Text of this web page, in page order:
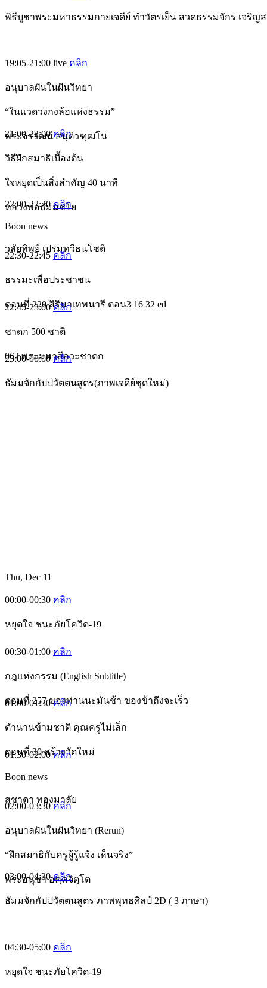
พิธีบูชาพระมหาธรรมกายเจดีย์ ทำวัตรเย็น สวดธรรมจักร เจริญ
19:05-21:00 live คลิก
อนุบาลฝันในฝันวิทยา
“ในแวดวงกงล้อแห่งธรรม”
พระจิรวัฒน์ สนฺติวฑฺฒโน
21:00-22:00คลิก
วิธีฝึกสมาธิเบื้องต้น
ใจหยุดเป็นสิ่งสำคัญ 40 นาที
หลวงพ่อธัมมชโย
22:00-22:30คลิก
Boon news
วลัยทิพย์ เปรมทวีธนโชติ
22:30-22:45 คลิก
ธรรมะเพื่อประชาชน
ตอนที่ 220 สิริมาเทพนารี ตอน3 16 32 ed
22:45-23:00คลิก
ชาดก 500 ชาติ
062 พระมหาสีลวะชาดก
23:00-00:00คลิก
ธัมมจักกัปปวัตตนสูตร(ภาพเจดีย์ชุดใหม่)
Thu, Dec 11
00:00-00:30 คลิก
หยุดใจ ชนะภัยโควิด-19
00:30-01:00 คลิก
กฎแห่งกรรม (English Subtitle)
ตอนที่ 257 ของท่านนะมันช้า ของข้าถึงจะเร็ว
01:00-01:30คลิก
ตำนานข้ามชาติ คุณครูไม่เล็ก
ตอนที่ 30 สร้างวัดใหม่
01:30-02:00คลิก
Boon news
สุชาดา ทองมาลัย
02:00-03:30คลิก
อนุบาลฝันในฝันวิทยา (Rerun)
“ฝึกสมาธิกับครูผู้รู้แจ้ง เห็นจริง”
พระอนุชา อคฺคจิตฺโต
03:00-04:30คลิก
ธัมมจักกัปปวัตตนสูตร ภาพพุทธศิลป์ 2D ( 3 ภาษา)
04:30-05:00 คลิก
หยุดใจ ชนะภัยโควิด-19